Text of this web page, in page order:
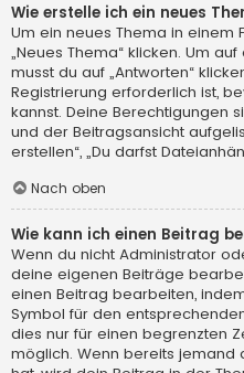
Wie erstelle ich ein neues
Um ein neues Thema in einem
„Neues Thema“ klicken. Um
musst du auf „Antworten“
Registrierung erforderlich ist,
kannst. Deine Berechtigungen
und der Beitragsansicht
erstellen“, „Du darfst
Nach oben
Wie kann ich einen Beitrag
Wenn du nicht Administrator
deine eigenen Beiträge
einen Beitrag bearbeiten,
Symbol für den
dies nur für einen begrenzten
möglich. Wenn bereits